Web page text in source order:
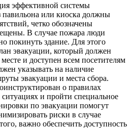
эффективной системы
или киоска должны
четко обозначены
В случае пожара люди
покинуть здание. Для этого
эвакуации, который должен
и доступен всем посетителям
указывать на наличие
эвакуации и места сбора.
о правилах
и пройти специальное
по эвакуации помогут
риски в случае
важно обеспечить доступность